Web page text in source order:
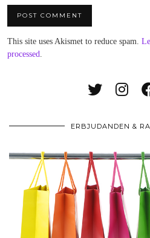
This site uses Akismet to reduce spam.
processed.
ERBJUDANDEN &